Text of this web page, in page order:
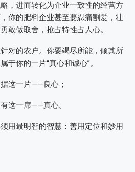
，进而转化为企业一致性的经营方
你的肥料企业甚至要忍痛割爱，壮
敢做取舍，抢占特性占人心。
对的农户。你要竭尽所能，倾其所
于你的一片“真心和诚心”。
这一片——良心；
这一席——真心。
用最明智的智慧：善用定位和妙用